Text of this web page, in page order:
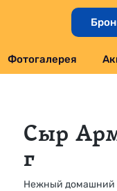
Фотогалерея
Сыр
г
Нежный домашний